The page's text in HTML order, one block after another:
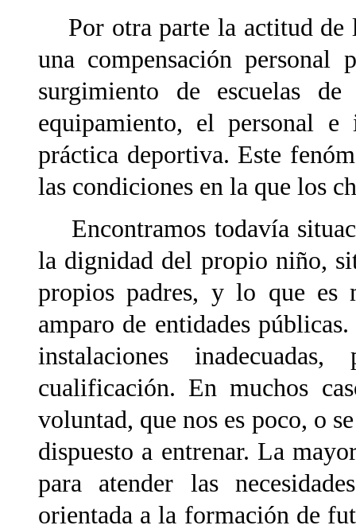
Por otra parte la actitud de
una compensación
surgimiento de escuelas
equipamiento, el personal
práctica deportiva. Este
las condiciones en la que los
Encontramos todavía
la dignidad del propio niño,
propios padres, y lo que es
amparo de entidades
instalaciones
cualificación. En muchos
voluntad, que nos es poco, o
dispuesto a entrenar. La
para atender las
orientada a la formación de